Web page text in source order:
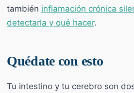
también inflamación crónica
detectarla y qué hacer.
Quédate con esto
Tu intestino y tu cerebro son